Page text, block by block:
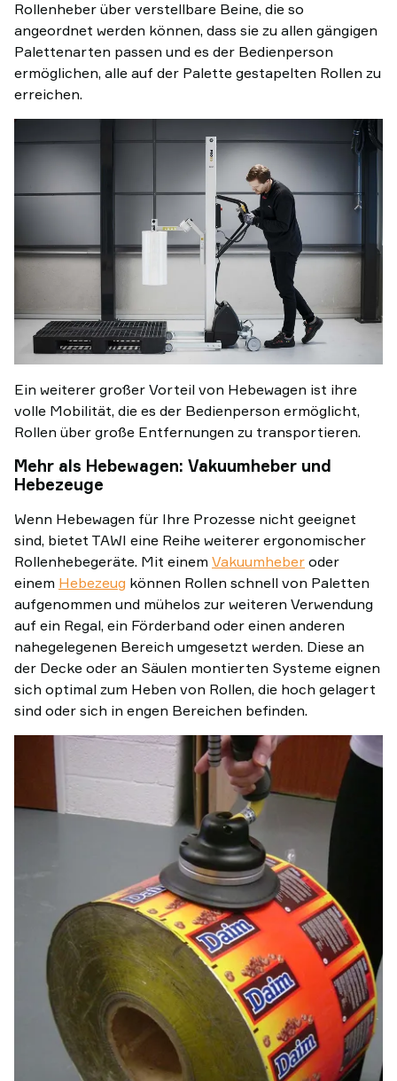
Rollenheber über verstellbare Beine, die so
angeordnet werden können, dass sie zu allen gängigen
Palettenarten passen und es der Bedienperson
ermöglichen, alle auf der Palette gestapelten Rollen zu
erreichen.
Ein weiterer großer Vorteil von Hebewagen ist ihre
volle Mobilität, die es der Bedienperson ermöglicht,
Rollen über große Entfernungen zu transportieren.
Mehr als Hebewagen: Vakuumheber und
Hebezeuge
Wenn Hebewagen für Ihre Prozesse nicht geeignet
sind, bietet TAWI eine Reihe weiterer ergonomischer
Rollenhebegeräte. Mit einem Vakuumheber oder
einem Hebezeug können Rollen schnell von Paletten
aufgenommen und mühelos zur weiteren Verwendung
auf ein Regal, ein Förderband oder einen anderen
nahegelegenen Bereich umgesetzt werden. Diese an
der Decke oder an Säulen montierten Systeme eignen
sich optimal zum Heben von Rollen, die hoch gelagert
sind oder sich in engen Bereichen befinden.